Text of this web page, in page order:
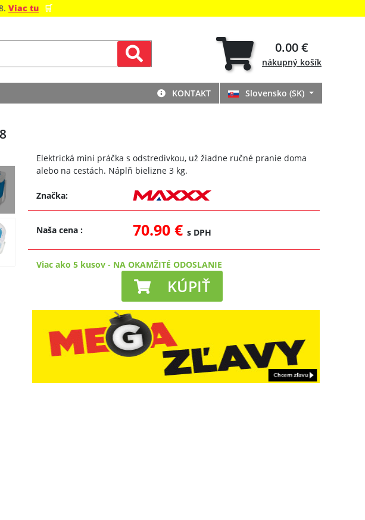
Viac tu 🛒
0.00 €
nákupný košík
KONTAKT Slovensko (SK)
Elektrická mini práčka s odstredivkou, už žiadne ručné pranie doma
alebo na cestách. Náplň bielizne 3 kg.
Značka:
Naša cena: 70.90 €s DPH
Viac ako 5 kusov - NA OKAMŽITÉ ODOSLANIE
KÚPIŤ